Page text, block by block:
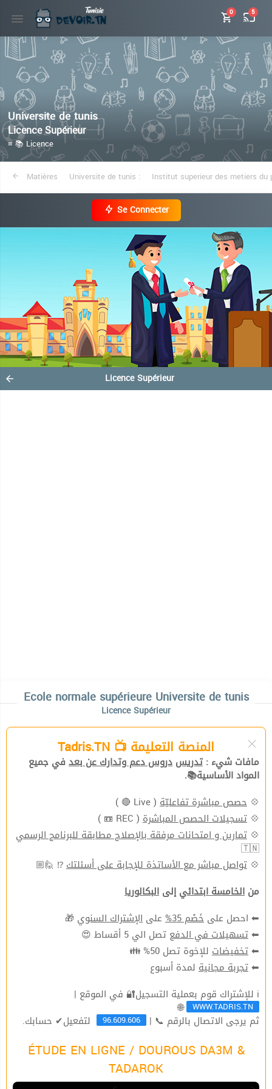
0 5
Universite de tunis
Licence Supérieur
≡ 📚 Licence
Matières Universite de tunis : Institut superieur des metiers du
Se Connecter
Licence Supérieur
Ecole normale supérieure Universite de tunis
Licence Supérieur
المنصة التعليمة 📺 Tadris.TN
مافات شيء : تدريس دروس دعم وتدارك عن بعد في جميع
المواد الأساسية📚.
💠 حصص مباشرة تفاعليّة ( Live 🔴 )
💠 تسجيلات الحصص المباشرة ( REC 📼 )
💠 تمارين و امتحانات مرفقة بالإصلاح مطابقة للبرنامج الرسمي
🇹🇳
💠 تواصل مباشر مع الأساتذة للإجابة على أسئلتك⁉ 🙋🏼
من الخامسة ابتدائي إلى البكالوريا
⬅ احصل على خَصْم 35% على الإشتراك السنوي 🎁
⬅تسهيلات في الدفع تصل الي 5 أقساط 😍
⬅تخفيضات للإخوة تصل 50% 👪
⬅تجربة مجانية لمدة أسبوع
ℹ للإشتراك قوم بعملية التسجيل🔐 في الموقع |
WWW.TADRIS.TN
🌐
ثم يرجى الاتصال بالرقم 📞 | 96.609.606 لتفعيل✔ حسابك.
ÉTUDE EN LIGNE / DOUROUS DA3M &
TADAROK